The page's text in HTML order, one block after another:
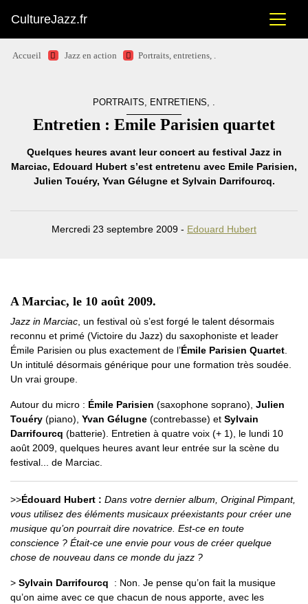
CultureJazz.fr
Accueil Jazz en action Portraits, entretiens, .
PORTRAITS, ENTRETIENS, .
Entretien : Emile Parisien quartet
Quelques heures avant leur concert au festival Jazz in
Marciac, Edouard Hubert s’est entretenu avec Emile Parisien,
Julien Touéry, Yvan Gélugne et Sylvain Darrifourcq.
Mercredi 23 septembre 2009 - Edouard Hubert
A Marciac, le 10 août 2009.
Jazz in Marciac , un festival où s’est forgé le talent désormais
reconnu et primé (Victoire du Jazz) du saxophoniste et leader
Émile Parisien ou plus exactement de l’Émile Parisien Quartet
Un intitulé désormais générique pour une formation très soudée.
Un vrai groupe.
Autour du micro : Émile Parisien (saxophone soprano), Julien
Touéry (piano), Yvan Gélugne (contrebasse) et Sylvain
Darrifourcq (batterie). Entretien à quatre voix (+ 1), le lundi 10
août 2009, quelques heures avant leur entrée sur la scène du
festival... de Marciac.
>>Édouard Hubert : Dans votre dernier album, Original Pimpant,
vous utilisez des éléments musicaux préexistants pour créer une
musique qu’on pourrait dire novatrice. Est-ce en toute
conscience ? Était-ce une envie pour vous de créer quelque
chose de nouveau dans ce monde du jazz ?
> Sylvain Darrifourcq
: Non. Je pense qu’on fait la musique
qu’on aime avec ce que chacun de nous apporte, avec les